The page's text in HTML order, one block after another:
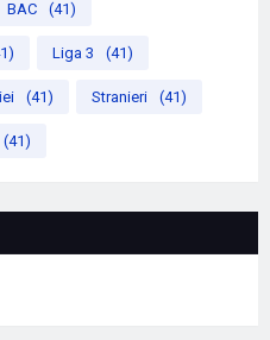
BAC (41)
Liga 3 (41)
(41) Stranieri (41)
(41)